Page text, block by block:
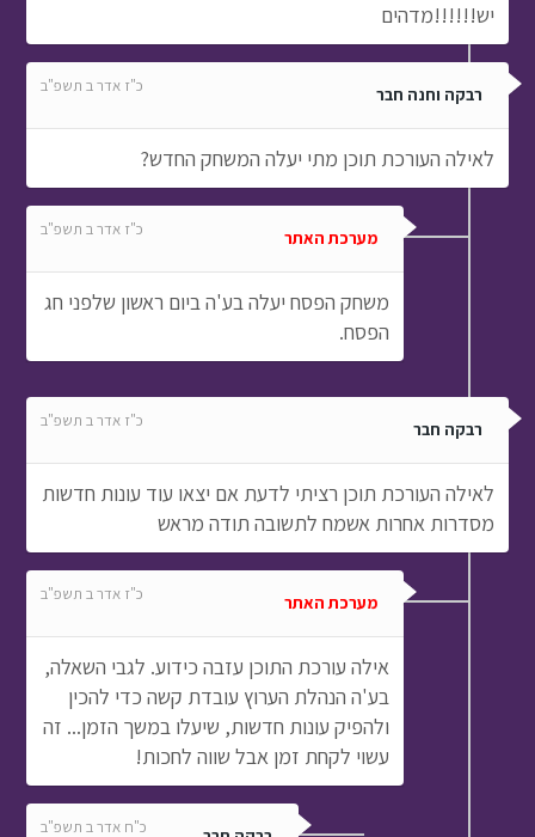
יש!!!!!!מדהים
רבקה וחנה חבר כ"ז אדר ב תשפ"ב
לאילה העורכת תוכן מתי יעלה המשחק החדש?
מערכת האתר כ"ז אדר ב תשפ"ב
משחק הפסח יעלה בע'ה ביום ראשון שלפני חג
הפסח.
רבקה חבר כ"ז אדר ב תשפ"ב
לאילה העורכת תוכן רציתי לדעת אם יצאו עוד עונות חדשות
מסדרות אחרות אשמח לתשובה תודה מראש
מערכת האתר כ"ז אדר ב תשפ"ב
אילה עורכת התוכן עזבה כידוע. לגבי השאלה,
בע'ה הנהלת הערוץ עובדת קשה כדי להכין
ולהפיק עונות חדשות, שיעלו במשך הזמן... זה
עשוי לקחת זמן אבל שווה לחכות!
כ"ח אדר ב תשפ"ב